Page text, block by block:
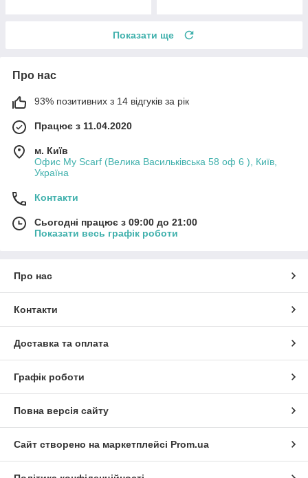
Показати ще
Про нас
93% позитивних з 14 відгуків за рік
Працює з 11.04.2020
м. Київ
Офис My Scarf (Велика Васильківська 58 оф 6 ), Київ,
Україна
Контакти
Сьогодні працює з 09:00 до 21:00
Показати весь графік роботи
Про нас
Контакти
Доставка та оплата
Графік роботи
Повна версія сайту
Сайт створено на маркетплейсі Prom.ua